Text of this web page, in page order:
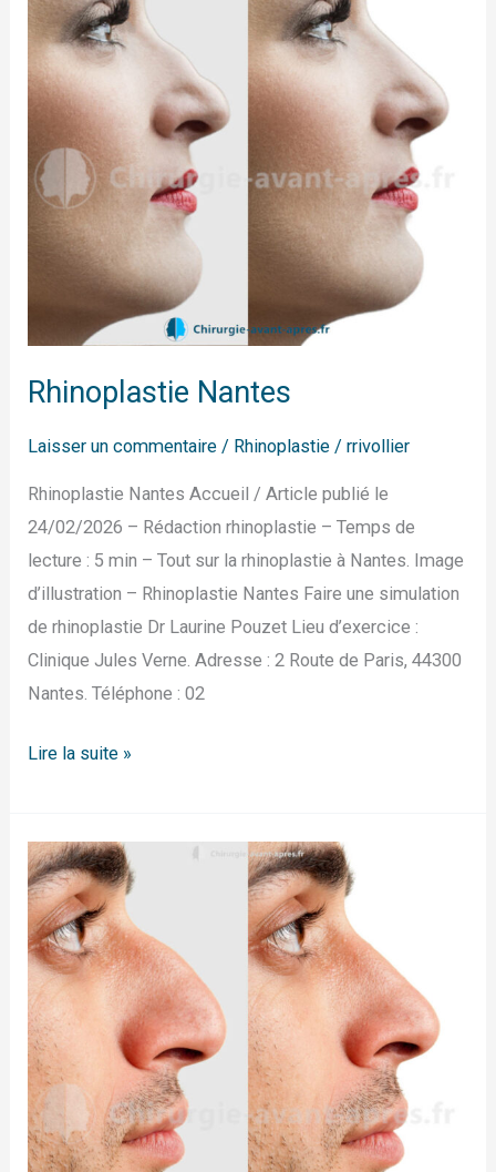
Rhinoplastie Nantes
Laisser un commentaire / Rhinoplastie /rrivollier
Rhinoplastie Nantes Accueil / Article publié le
24/02/2026 – Rédaction rhinoplastie – Temps de
lecture : 5 min – Tout sur la rhinoplastie à Nantes. Image
d’illustration – Rhinoplastie Nantes Faire une simulation
de rhinoplastie Dr Laurine Pouzet Lieu d’exercice :
Clinique Jules Verne. Adresse : 2 Route de Paris, 44300
Nantes. Téléphone : 02
Lire la suite »
Rhinoplastie
Nice